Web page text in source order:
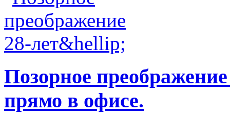
Позорное
прямо в офисе.